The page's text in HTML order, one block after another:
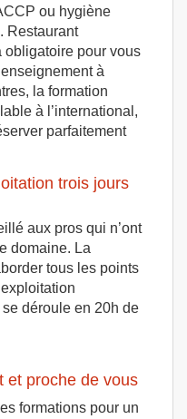
ou hygiène
Restaurant
obligatoire pour vous
à
la formation
à l’international,
parfaitement
trois jours
aux pros qui n’ont
domaine. La
tous les points
déroule en 20h de
et proche de vous
formations pour un